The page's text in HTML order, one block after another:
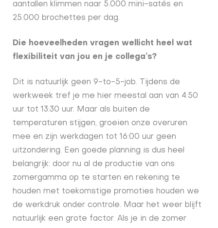
aantallen klimmen naar 5.000 mini-satés en
25.000 brochettes per dag.
Die hoeveelheden vragen wellicht heel wat
flexibiliteit van jou en je collega’s?
Dit is natuurlijk geen 9-to-5-job. Tijdens de
werkweek tref je me hier meestal aan van 4:50
uur tot 13:30 uur. Maar als buiten de
temperaturen stijgen, groeien onze overuren
mee en zijn werkdagen tot 16:00 uur geen
uitzondering. Een goede planning is dus heel
belangrijk: door nu al de productie van ons
zomergamma op te starten en rekening te
houden met toekomstige promoties houden we
de werkdruk onder controle. Maar het weer blijft
natuurlijk een grote factor. Als je in de zomer